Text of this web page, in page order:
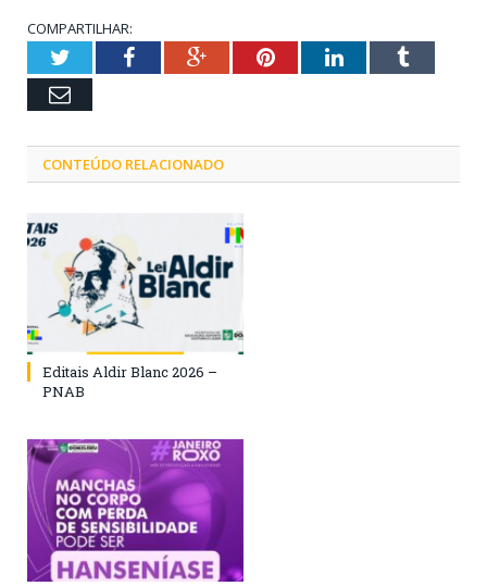
COMPARTILHAR:
TwitterFacebookGoogle+PinterestLinkedInTumblr
Email
CONTEÚDO RELACIONADO
Editais Aldir Blanc 2026 –
PNAB